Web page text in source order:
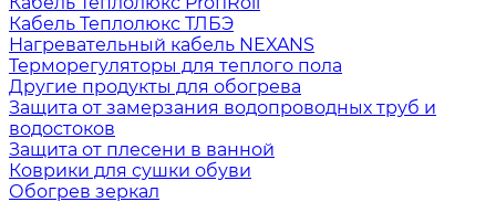
Кабель Теплолюкс ТЛБЭ
Нагревательный кабель NEXANS
Терморегуляторы для теплого пола
Другие продукты для обогрева
Защита от замерзания водопроводных труб и
водостоков
Защита от плесени в ванной
Коврики для сушки обуви
Обогрев зеркал